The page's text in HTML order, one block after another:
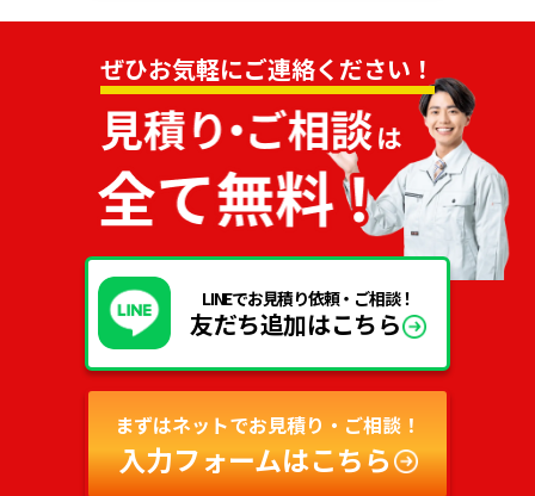
ぜひお気軽にご連絡ください！
LINEでお見積り依頼・ご相談！
友だち追加はこちら
まずはネットでお見積り・ご相談！
入力フォームはこちら